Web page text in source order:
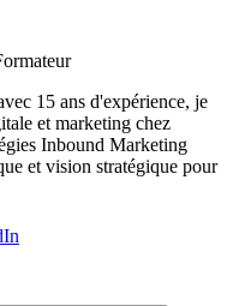
15 ans d'expérience, je
et marketing chez
Inbound Marketing
et vision stratégique pour